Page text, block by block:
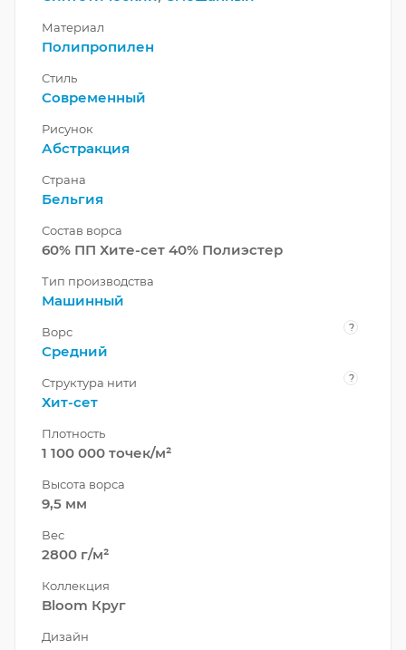
Материал
Полипропилен
Стиль
Современный
Рисунок
Абстракция
Страна
Бельгия
Состав ворса
60% ПП Хите-сет 40% Полиэстер
Тип производства
Машинный
Ворс ?
Средний
Структура нити ?
Хит-сет
Плотность
1 100 000 точек/м²
Высота ворса
9,5 мм
Вес
2800 г/м²
Коллекция
Bloom Круг
Дизайн